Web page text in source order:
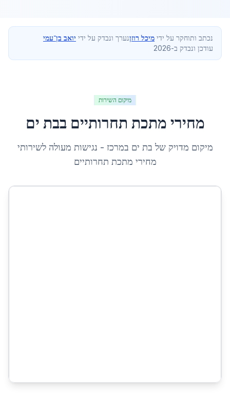
נכתב ותוחקר על ידי מיכל רוזןנערך ונבדק על ידי יואב בן־עמי
עודכן ונבדק ב-2026
מיקום השירות
מחירי מתכת תחרותיים בבת ים
מיקום מדויק של בת ים במרכז - נגישות מעולה לשירותי
מחירי מתכת תחרותיים